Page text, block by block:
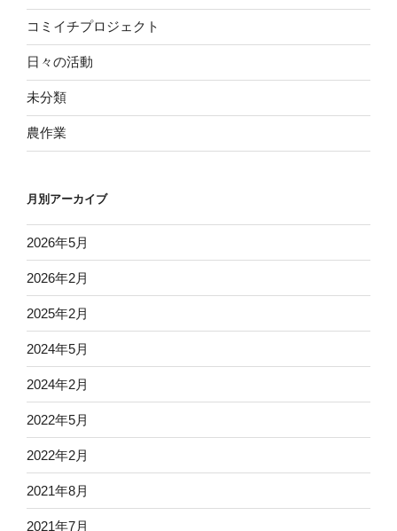
コミイチプロジェクト
日々の活動
未分類
農作業
月別アーカイブ
2026年5月
2026年2月
2025年2月
2024年5月
2024年2月
2022年5月
2022年2月
2021年8月
2021年7月